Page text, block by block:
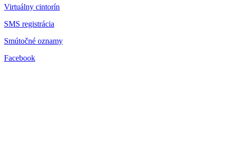
Virtuálny cintorín
SMS registrácia
Smútočné oznamy
Facebook